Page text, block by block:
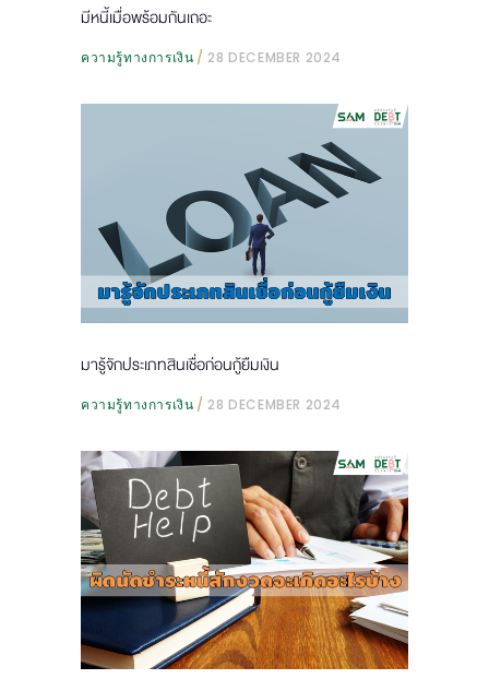
มีหนี้เมื่อพร้อมกันเถอะ
ความรู้ทางการเงิน 28 DECEMBER 2024
มารู้จักประเภทสินเชื่อก่อนกู้ยืมเงิน
ความรู้ทางการเงิน 28 DECEMBER 2024